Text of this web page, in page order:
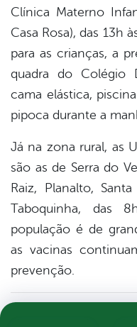
Clínica Materno
Casa Rosa), das 13h
para as crianças, a
quadra do Colégio
cama elástica,
pipoca durante a
Já na zona rural, as
são as de Serra do
Raiz, Planalto,
Taboquinha, das
população é de
as vacinas
prevenção.